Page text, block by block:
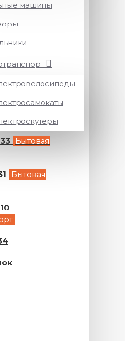
машины
Бытовая
Бытовая